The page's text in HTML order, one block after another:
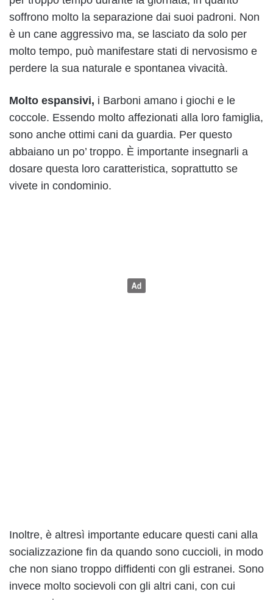
soffrono molto la separazione dai suoi padroni. Non
è un cane aggressivo ma, se lasciato da solo per
molto tempo, può manifestare stati di nervosismo e
perdere la sua naturale e spontanea vivacità.
Molto espansivi, i Barboni amano i giochi e le
coccole. Essendo molto affezionati alla loro famiglia,
sono anche ottimi cani da guardia. Per questo
abbaiano un po’ troppo. È importante insegnarli a
dosare questa loro caratteristica, soprattutto se
vivete in condominio.
Inoltre, è altresì importante educare questi cani alla
socializzazione fin da quando sono cuccioli, in modo
che non siano troppo diffidenti con gli estranei. Sono
invece molto socievoli con gli altri cani, con cui